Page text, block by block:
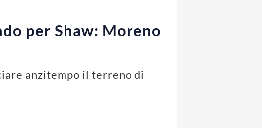
per Shaw: Moreno
anzitempo il terreno di